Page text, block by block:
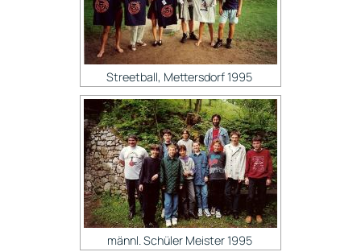
Streetball, Mettersdorf 1995
männl. Schüler Meister 1995